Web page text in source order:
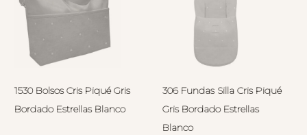
1530 Bolsos Cris Piqué Gris
Bordado Estrellas Blanco
306 Fundas Silla Cris Piqué
Gris Bordado Estrellas
Blanco